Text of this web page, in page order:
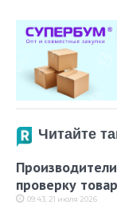
Читайте
проверку
09:43, 21 июля 2026